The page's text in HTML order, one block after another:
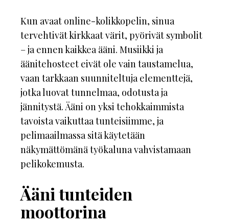
Kun avaat online-kolikkopelin, sinua
tervehtivät kirkkaat värit, pyörivät symbolit
– ja ennen kaikkea ääni. Musiikki ja
äänitehosteet eivät ole vain taustamelua,
vaan tarkkaan suunniteltuja elementtejä,
jotka luovat tunnelmaa, odotusta ja
jännitystä. Ääni on yksi tehokkaimmista
tavoista vaikuttaa tunteisiimme, ja
pelimaailmassa sitä käytetään
näkymättömänä työkaluna vahvistamaan
pelikokemusta.
Ääni tunteiden
moottorina